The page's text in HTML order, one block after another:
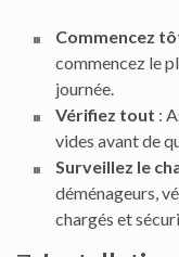
Commencez
commencez le
journée.
Vérifiez tout :
vides avant de
Surveillez le
déménageurs,
chargés et